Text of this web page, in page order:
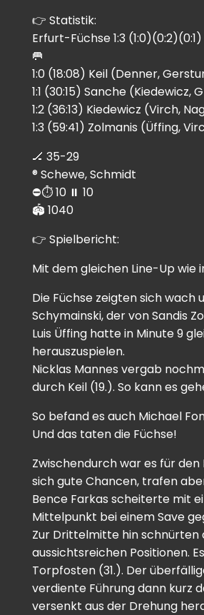
👉 Statistik:
Erfurt-Füchse 1:3 (1:0)(0:2)(0:1)
🥅
1:0 (18:08) Keil (Denner,
1:1 (30:15) Sanche (Kiedewicz,
1:2 (36:13) Kiedewicz (Virch,
1:3 (59:41) Zolmanis (Üffing,
🏒 35-29
®️ Schewe, Schmidt
⛔️⏱️ 10 ⏸️ 10
🏟 1040
👉 Spielbericht:
Mit dem gleichen Line-Up wie
Die Füchse zeigten sich
Schymainski, der von Sandis
Luis Üffing hatte in Minute 9
herauszuspielen.
Nicklas Mannes vergab
durch Keil (19.). So kann es
So befand es auch Michael
Und das taten die Füchse!
Zwischendurch war es für
sich gute Chancen, trafen
Bence Farkas scheiterte mit
Mittelpunkt bei einem Save
Zur Drittelmitte hin schnürten
aussichtsreichen Positionen.
Torpfosten (31.). Der
verdiente Führung dann kurz
versenkt aus der Drehung